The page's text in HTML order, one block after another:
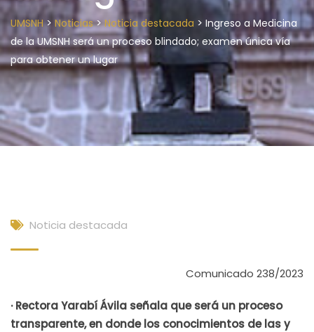
UMSNH> Noticias>Noticia destacada > Ingreso a Medicina
de la UMSNH será un proceso blindado; examen única vía
para obtener un lugar
Noticia destacada
Comunicado 238/2023
· Rectora Yarabí Ávila señala que será un proceso
transparente, en donde los conocimientos de las y